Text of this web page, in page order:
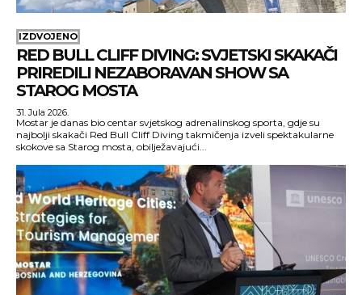
IZDVOJENO
RED BULL CLIFF DIVING: SVJETSKI SKAKAČI
PRIREDILI NEZABORAVAN SHOW SA
STAROG MOSTA
31. Jula 2026.
Mostar je danas bio centar svjetskog adrenalinskog sporta, gdje su
najbolji skakači Red Bull Cliff Diving takmičenja izveli spektakularne
skokove sa Starog mosta, obilježavajući...